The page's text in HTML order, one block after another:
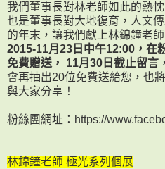
我們董事長對林老師如此的熱
也是董事長對大地復育，人文
的年末，讓我們獻上林錦鐘老
2015-11月23日中午12:00，在
免費贈送， 11月30日截止留言
會再抽出20位免費送給您，也
與大家分享！
粉絲團網址：https://
林錦鐘老師 極光系列個展